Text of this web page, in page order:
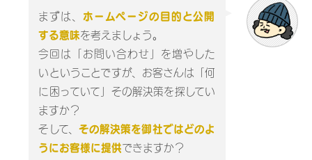
まずは、 ホームページの目的と公開
する意味を考えましょう。
今回は「お問い合わせ」を増やした
いということですが、お客さんは「何
に困っていて」その解決策を探してい
ますか？
そして、 その解決策を御社ではどのよ
うにお客様に提供できますか？